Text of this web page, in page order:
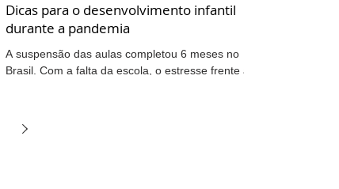
Dicas para o desenvolvimento infantil
durante a pandemia
A suspensão das aulas completou 6 meses no
Brasil. Com a falta da escola, o estresse frente à